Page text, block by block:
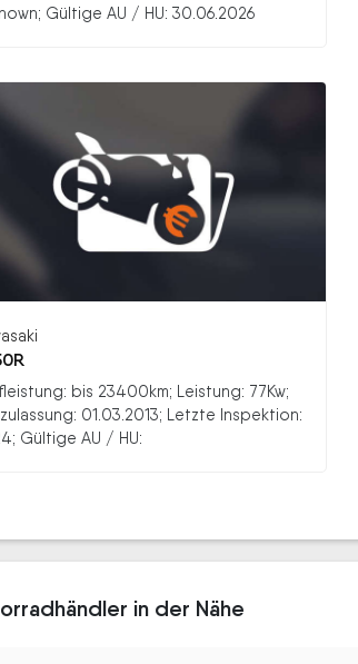
Gültige AU / HU: 30.06.2026
bis 23400km; Leistung: 77Kw;
01.03.2013; Letzte Inspektion:
Gültige AU / HU:
in der Nähe